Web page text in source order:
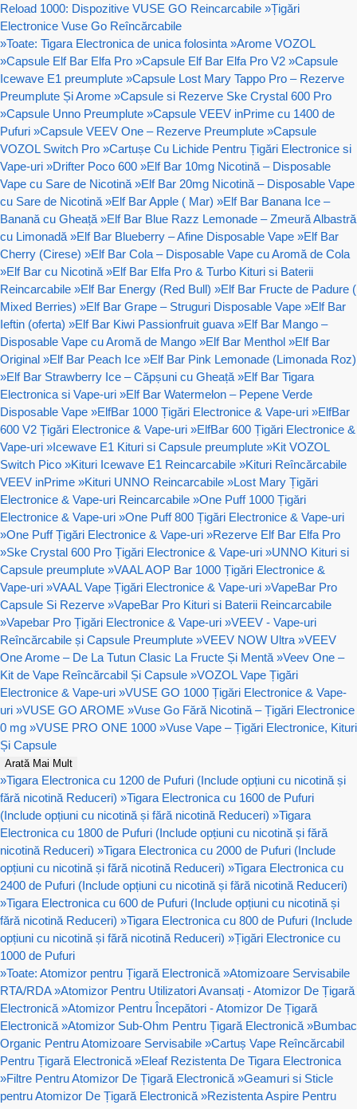
Reload 1000: Dispozitive VUSE GO Reincarcabile »Țigări
Electronice Vuse Go Reîncărcabile
»Toate: Tigara Electronica de unica folosinta »Arome VOZOL
»Capsule Elf Bar Elfa Pro »Capsule Elf Bar Elfa Pro V2 »Capsule
Icewave E1 preumplute »Capsule Lost Mary Tappo Pro – Rezerve
Preumplute Și Arome »Capsule si Rezerve Ske Crystal 600 Pro
»Capsule Unno Preumplute »Capsule VEEV inPrime cu 1400 de
Pufuri »Capsule VEEV One – Rezerve Preumplute »Capsule
VOZOL Switch Pro »Cartușe Cu Lichide Pentru Țigări Electronice si
Vape-uri »Drifter Poco 600 »Elf Bar 10mg Nicotină – Disposable
Vape cu Sare de Nicotină »Elf Bar 20mg Nicotină – Disposable Vape
cu Sare de Nicotină »Elf Bar Apple ( Mar) »Elf Bar Banana Ice –
Banană cu Gheață »Elf Bar Blue Razz Lemonade – Zmeură Albastră
cu Limonadă »Elf Bar Blueberry – Afine Disposable Vape »Elf Bar
Cherry (Cirese) »Elf Bar Cola – Disposable Vape cu Aromă de Cola
»Elf Bar cu Nicotină »Elf Bar Elfa Pro & Turbo Kituri si Baterii
Reincarcabile »Elf Bar Energy (Red Bull) »Elf Bar Fructe de Padure (
Mixed Berries) »Elf Bar Grape – Struguri Disposable Vape »Elf Bar
Ieftin (oferta) »Elf Bar Kiwi Passionfruit guava »Elf Bar Mango –
Disposable Vape cu Aromă de Mango »Elf Bar Menthol »Elf Bar
Original »Elf Bar Peach Ice »Elf Bar Pink Lemonade (Limonada Roz)
»Elf Bar Strawberry Ice – Căpșuni cu Gheață »Elf Bar Tigara
Electronica si Vape-uri »Elf Bar Watermelon – Pepene Verde
Disposable Vape »ElfBar 1000 Țigări Electronice & Vape-uri »ElfBar
600 V2 Țigări Electronice & Vape-uri »ElfBar 600 Țigări Electronice &
Vape-uri »Icewave E1 Kituri si Capsule preumplute »Kit VOZOL
Switch Pico »Kituri Icewave E1 Reincarcabile »Kituri Reîncărcabile
VEEV inPrime »Kituri UNNO Reincarcabile »Lost Mary Țigări
Electronice & Vape-uri Reincarcabile »One Puff 1000 Țigări
Electronice & Vape-uri »One Puff 800 Țigări Electronice & Vape-uri
»One Puff Țigări Electronice & Vape-uri »Rezerve Elf Bar Elfa Pro
»Ske Crystal 600 Pro Țigări Electronice & Vape-uri »UNNO Kituri si
Capsule preumplute »VAAL AOP Bar 1000 Țigări Electronice &
Vape-uri »VAAL Vape Țigări Electronice & Vape-uri »VapeBar Pro
Capsule Si Rezerve »VapeBar Pro Kituri si Baterii Reincarcabile
»Vapebar Pro Țigări Electronice & Vape-uri »VEEV - Vape-uri
Reîncărcabile și Capsule Preumplute »VEEV NOW Ultra »VEEV
One Arome – De La Tutun Clasic La Fructe Și Mentă »Veev One –
Kit de Vape Reîncărcabil Și Capsule »VOZOL Vape Țigări
Electronice & Vape-uri »VUSE GO 1000 Țigări Electronice & Vape-
uri »VUSE GO AROME »Vuse Go Fără Nicotină – Țigări Electronice
0 mg »VUSE PRO ONE 1000 »Vuse Vape – Țigări Electronice, Kituri
Și Capsule
Arată Mai Mult
»Tigara Electronica cu 1200 de Pufuri (Include opțiuni cu nicotină și
fără nicotină Reduceri) »Tigara Electronica cu 1600 de Pufuri
(Include opțiuni cu nicotină și fără nicotină Reduceri) »Tigara
Electronica cu 1800 de Pufuri (Include opțiuni cu nicotină și fără
nicotină Reduceri) »Tigara Electronica cu 2000 de Pufuri (Include
opțiuni cu nicotină și fără nicotină Reduceri) »Tigara Electronica cu
2400 de Pufuri (Include opțiuni cu nicotină și fără nicotină Reduceri)
»Tigara Electronica cu 600 de Pufuri (Include opțiuni cu nicotină și
fără nicotină Reduceri) »Tigara Electronica cu 800 de Pufuri (Include
opțiuni cu nicotină și fără nicotină Reduceri) »Țigări Electronice cu
1000 de Pufuri
»Toate: Atomizor pentru Țigară Electronică »Atomizoare Servisabile
RTA/RDA »Atomizor Pentru Utilizatori Avansați - Atomizor De Țigară
Electronică »Atomizor Pentru Începători - Atomizor De Țigară
Electronică »Atomizor Sub-Ohm Pentru Țigară Electronică »Bumbac
Organic Pentru Atomizoare Servisabile »Cartuș Vape Reîncărcabil
Pentru Țigară Electronică »Eleaf Rezistenta De Tigara Electronica
»Filtre Pentru Atomizor De Țigară Electronică »Geamuri si Sticle
pentru Atomizor De Țigară Electronică »Rezistenta Aspire Pentru